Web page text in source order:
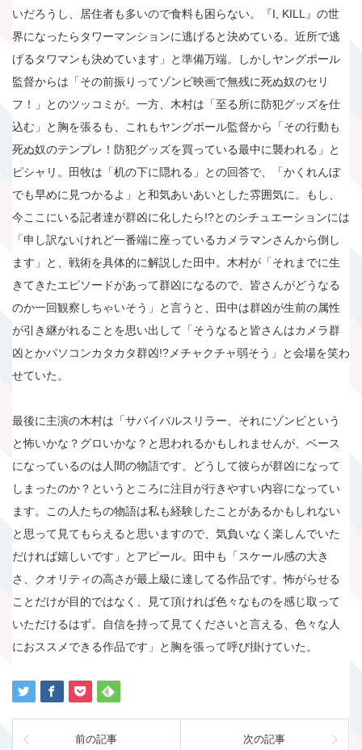
いだろうし、居住者も多いので食料も困らない。『I, KILL』の世
界になったらタワーマンションに逃げると決めている。近所で逃
げるタワマンも決めています」と準備万端。しかしヤングポール
監督からは「その前振りってゾンビ映画で無残に死ぬ奴のセリ
フ！」とのツッコミが。一方、木村は「至る所に防犯グッズを仕
込む」と胸を張るも、これもヤングポール監督から「その行動も
死ぬ奴のテンプレ！防犯グッズを買っている最中に襲われる」と
ピシャリ。田牧は「机の下に隠れる」との回答で、「かくれんぼ
でも早めに見つかるよ」と和気あいあいとした雰囲気に。もし、
今ここにいる記者達が群凶に化したら!?とのシチュエーションには
「申し訳ないけれど一番端に座っているカメラマンさんから倒し
ます」と、戦術を具体的に解説した田中。木村が「それまでに生
きてきたエピソードがあって群凶になるので、皆さんがどうなる
のか一回観察しちゃいそう」と言うと、田中は群凶が生前の属性
が引き継がれることを思い出して「そうなると皆さんはカメラ群
凶とかパソコンカタカタ群凶!?メチャクチャ弱そう」と会場を笑わ
せていた。
最後に主演の木村は「サバイバルスリラー、それにゾンビという
と怖いかな？グロいかな？と思われるかもしれませんが、ベース
になっているのは人間の物語です。どうして彼らが群凶になって
しまったのか？というところに注目が行きやすい内容になってい
ます。この人たちの物語は私も経験したことがあるかもしれない
と思って見てもらえると思いますので、気負いなく楽しんでいた
だければ嬉しいです」とアピール。田中も「スケール感の大き
さ、クオリティの高さが最上級に達してる作品です。怖がらせる
ことだけが目的ではなく、見て頂ければ色々なものを感じ取って
いただけるはず。自信を持って見てくださいと言える、色々な人
におススメできる作品です」と胸を張って呼び掛けていた。
前の記事 次の記事